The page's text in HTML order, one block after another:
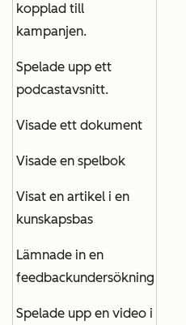
kopplad till
kampanjen.
Spelade upp ett
podcastavsnitt.
Visade ett dokument
Visade en spelbok
Visat en artikel i en
kunskapsbas
Lämnade in en
feedbackundersökning
Spelade upp en video i